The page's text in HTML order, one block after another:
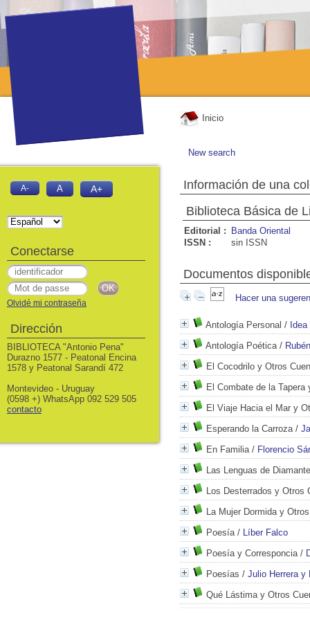
Inicio
New search
Información de una
Biblioteca Básica de
Editorial :
Banda Oriental
ISSN :
sin ISSN
Documentos
Hacer una
Antología Personal /
Antología Poética/
El Cocodrilo y Otros
El Combate de la Tapera
El Viaje Hacia el Mar y
Esperando la Carroza/
En Familia/ Florencio
Las Lenguas de Diamante
Los Desterrados y Otros
La Mujer Dormida y
Poesía/ Líber Falco
Poesía y Corresponcia/
Poesías / Julio Herrera y
Qué Lástima y Otros
A- A A+
Conectarse
Olvidé mi contraseña
Dirección
BIBLIOTECA "Antonio Pena"
Durazno 1577 - Peatonal Encina
1578 y Peatonal Sarandí 472
Montevideo - Uruguay
(0598 +) WhatsApp 092 529 505
contacto